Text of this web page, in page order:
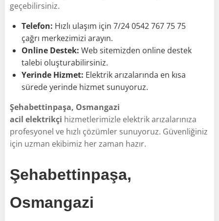
geçebilirsiniz.
Telefon: Hızlı ulaşım için 7/24 0542 767 75 75
çağrı merkezimizi arayın.
Online Destek: Web sitemizden online destek
talebi oluşturabilirsiniz.
Yerinde Hizmet: Elektrik arızalarında en kısa
sürede yerinde hizmet sunuyoruz.
Şehabettinpaşa, Osmangazi
acil elektrikçi hizmetlerimizle elektrik arızalarınıza
profesyonel ve hızlı çözümler sunuyoruz. Güvenliğiniz
için uzman ekibimiz her zaman hazır.
Şehabettinpaşa,
Osmangazi